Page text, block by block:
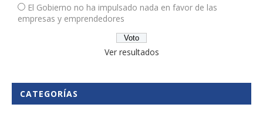
El Gobierno no ha impulsado nada en favor de las
empresas y emprendedores
Ver resultados
CATEGORÍAS